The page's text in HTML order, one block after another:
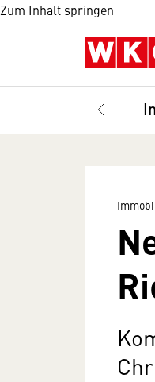
Zum Inhalt springen